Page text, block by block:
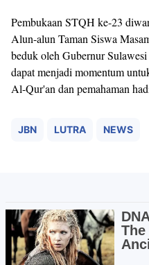
Pembukaan STQH ke-23
Alun-alun Taman Siswa
beduk oleh Gubernur
dapat menjadi momentum
Al-Qur'an dan pemahaman
JBN LUTRA NEWS